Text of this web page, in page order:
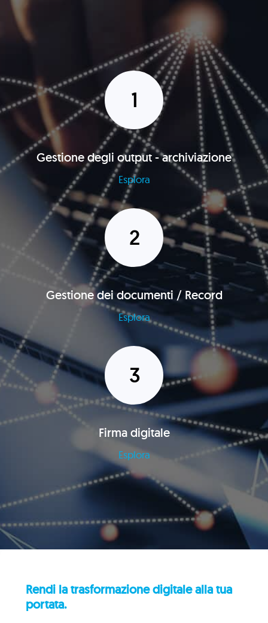
Gestione degli output - archiviazione
Esplora
Gestione dei documenti / Record
Esplora
Firma digitale
Esplora
Rendi la trasformazione digitale alla tua
portata.